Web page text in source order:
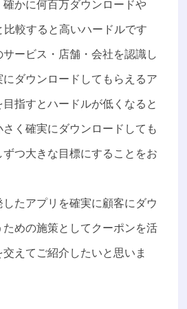
かに何百万ダウンロードや
較すると高いハードルです
ービス・店舗・会社を認識し
ダウンロードしてもらえるア
指すとハードルが低くなると
く確実にダウンロードしても
つ大きな目標にすることをお
たアプリを確実に顧客にダウ
めの施策としてクーポンを活
えてご紹介したいと思いま